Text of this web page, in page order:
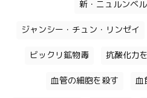
新・ニュルンベ
ジャンシー・チュン・リンゼイ
ビックリ鉱物毒 抗酸化力
血管の細胞を殺す 血